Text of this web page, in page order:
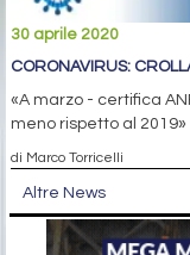
30 aprile 2020
CORONAVIRUS:
«A marzo - certifica
meno rispetto al 2019»
di Marco Torricelli
Altre News